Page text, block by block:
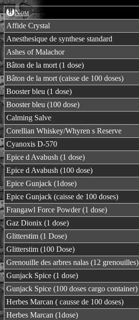
Nom
Affide Crystal
Anesthesique de synthese standard
Ashes of Malachor
Bâton de la mort (1 dose)
Bâton de la mort (caisse de 100 doses)
Booster bleu (1 dose)
Booster bleu (100 dose)
Calming Salve
Corellian Whiskey/Whyren s Reserve
Cyanoxis D-570
Epice d Avabush (1 dose)
Epice d Avabush (100 dose)
Epice Gunjack (1dose)
Epice Gunjack (caisse de 100 doses)
Frangawl Force Powder (1 dose)
Gaz Dionix (1 dose)
Glitterstim (1 Dose)
Glitterstim (100 Dose)
Grenouille des arbres nalas (12 grenouilles)
Gunjack Spice (1 dose)
Gunjack Spice (100 doses cargo container)
Herbes Marcan ( causse de 100 doses)
Herbes Marcan (1dose)